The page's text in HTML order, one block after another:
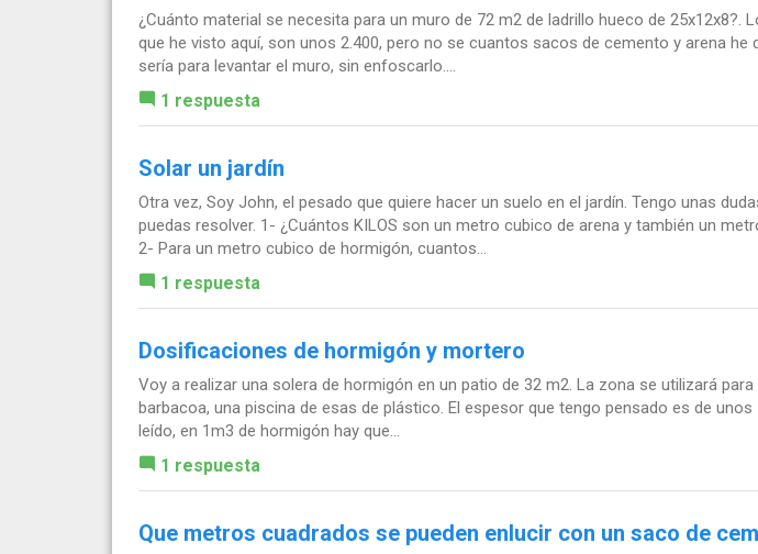
¿Cuánto material se necesita para un muro de 72 m2 de ladrillo hueco de 25x12x8?.
que he visto aquí, son unos 2.400, pero no se cuantos sacos de cemento y arena he
sería para levantar el muro, sin enfoscarlo....
1 respuesta
Solar un jardín
Otra vez, Soy John, el pesado que quiere hacer un suelo en el jardín. Tengo unas
puedas resolver. 1- ¿Cuántos KILOS son un metro cubico de arena y también un
2- Para un metro cubico de hormigón, cuantos...
1 respuesta
Dosificaciones de hormigón y mortero
Voy a realizar una solera de hormigón en un patio de 32 m2. La zona se utilizará
barbacoa, una piscina de esas de plástico. El espesor que tengo pensado es de unos
leído, en 1m3 de hormigón hay que...
1 respuesta
Que metros cuadrados se pueden enlucir con un saco de